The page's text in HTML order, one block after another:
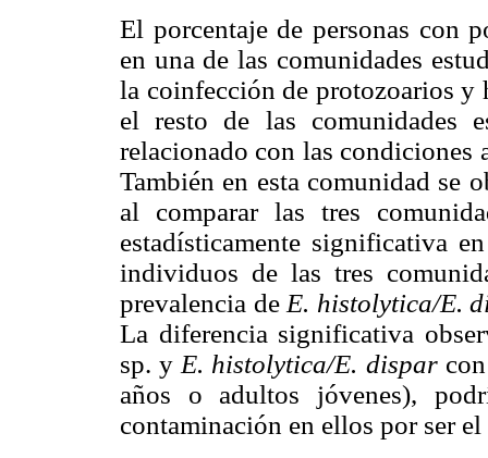
El porcentaje de personas con
en una de las comunidades
la coinfección de protozoarios y
el resto de las comunidades
relacionado con las condiciones
También en esta comunidad se
al comparar las tres
estadísticamente significativa
individuos de las tres
prevalencia de E. histolytica/E.
La diferencia significativa
sp. y E. histolytica/E. disparcon
años o adultos jóvenes),
contaminación en ellos por ser